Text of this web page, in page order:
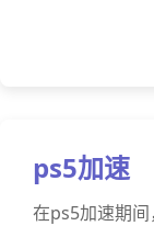
ps5加速
在ps5加速期